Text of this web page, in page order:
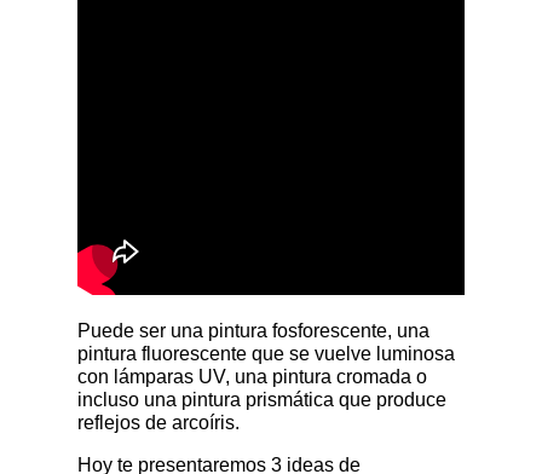
Puede ser una pintura fosforescente, una
pintura fluorescente que se vuelve luminosa
con lámparas UV, una pintura cromada o
incluso una pintura prismática que produce
reflejos de arcoíris.
Hoy te presentaremos 3 ideas de